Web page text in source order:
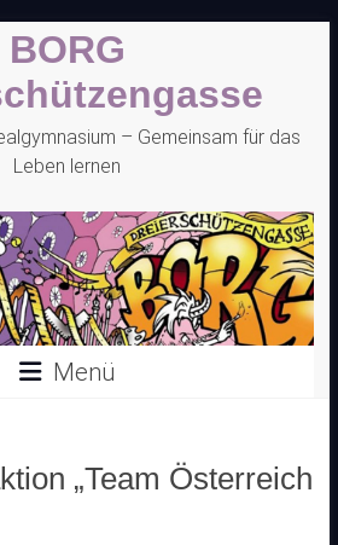
BORG
– Gemeinsam für das
Leben lernen
Menü
„Team Österreich